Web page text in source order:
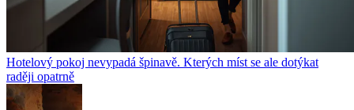
Hotelový pokoj nevypadá špinavě. Kterých míst se ale dotýkat
raději opatrně